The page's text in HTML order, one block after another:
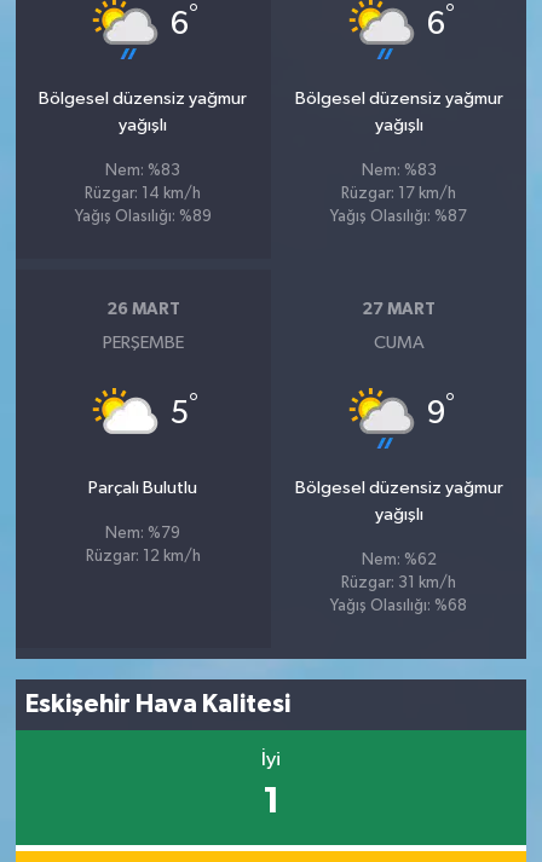
6°
Bölgesel düzensiz yağmur
yağışlı
Nem: %83
Rüzgar: 14 km/h
Yağış Olasılığı: %89
6°
Bölgesel düzensiz yağmur
yağışlı
Nem: %83
Rüzgar: 17 km/h
Yağış Olasılığı: %87
26 MART
PERŞEMBE
5°
Parçalı Bulutlu
Nem: %79
Rüzgar: 12 km/h
27 MART
CUMA
9°
Bölgesel düzensiz yağmur
yağışlı
Nem: %62
Rüzgar: 31 km/h
Yağış Olasılığı: %68
Eskişehir Hava Kalitesi
İyi
1